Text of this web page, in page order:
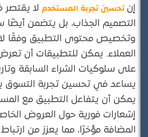
إنتحسين تجربة المستخدملا يقتصر
التصميم الجذاب، بل يتضمن أيضًا
وتخصيص محتوى التطبيق وفقًا
العملاء. يمكن للتطبيقات أن تعرض
على سلوكيات الشراء السابقة
يساعد في تحسين تجربة التسوق
يمكن أن يتفاعل التطبيق مع
إشعارات فورية حول العروض الخاصة
المضافة مؤخرًا، مما يعزز من ارتباط